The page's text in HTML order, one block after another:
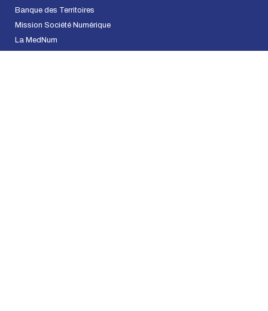
Banque des Territoires
Mission Société Numérique
La MedNum